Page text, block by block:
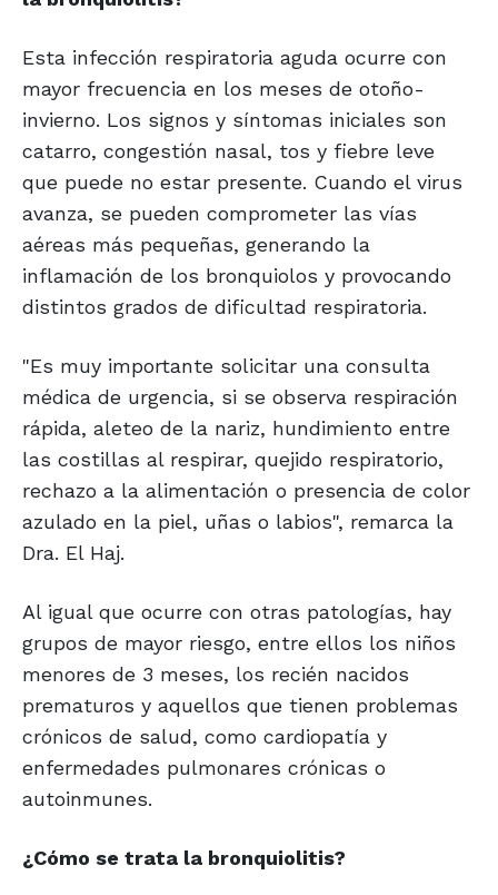
Esta infección respiratoria aguda ocurre con
mayor frecuencia en los meses de otoño-
invierno. Los signos y síntomas iniciales son
catarro, congestión nasal, tos y fiebre leve
que puede no estar presente. Cuando el virus
avanza, se pueden comprometer las vías
aéreas más pequeñas, generando la
inflamación de los bronquiolos y provocando
distintos grados de dificultad respiratoria.
"Es muy importante solicitar una consulta
médica de urgencia, si se observa respiración
rápida, aleteo de la nariz, hundimiento entre
las costillas al respirar, quejido respiratorio,
rechazo a la alimentación o presencia de color
azulado en la piel, uñas o labios", remarca la
Dra. El Haj.
Al igual que ocurre con otras patologías, hay
grupos de mayor riesgo, entre ellos los niños
menores de 3 meses, los recién nacidos
prematuros y aquellos que tienen problemas
crónicos de salud, como cardiopatía y
enfermedades pulmonares crónicas o
autoinmunes.
¿Cómo se trata la bronquiolitis?